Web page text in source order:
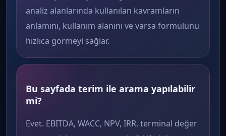
analiz alanlarında kullanılan kavramların
anlamını, kullanım alanını ve varsa formülünü
hızlıca görmeyi sağlar.
Bu sayfada terim ile arama yapılabilir
mi?
Evet. EBITDA, WACC, NPV, IRR, terminal değer